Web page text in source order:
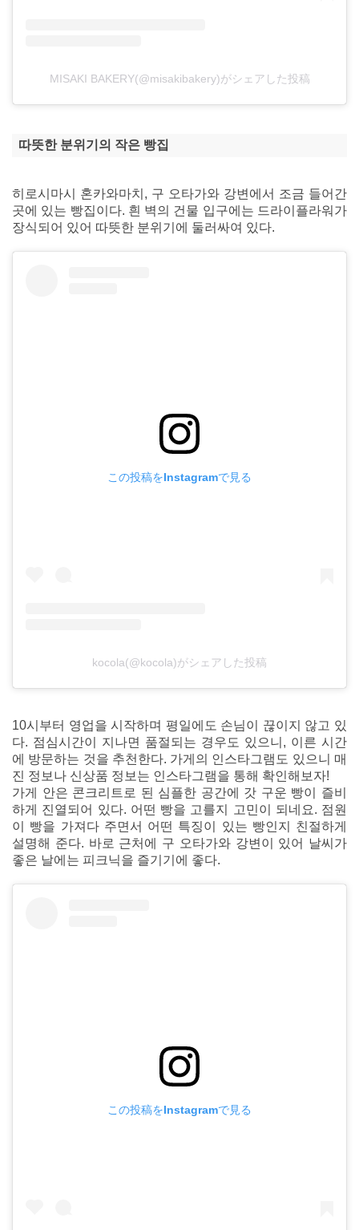
MISAKI BAKERY(@misakibakery)がシェアした投稿
따뜻한 분위기의 작은 빵집
히로시마시 혼카와마치, 구 오타가와 강변에서 조금 들어간
곳에 있는 빵집이다. 흰 벽의 건물 입구에는 드라이플라워가
장식되어 있어 따뜻한 분위기에 둘러싸여 있다.
この投稿をInstagramで見る
kocola(@kocola)がシェアした投稿
10시부터 영업을 시작하며 평일에도 손님이 끊이지 않고 있
다. 점심시간이 지나면 품절되는 경우도 있으니, 이른 시간
에 방문하는 것을 추천한다. 가게의 인스타그램도 있으니 매
진 정보나 신상품 정보는 인스타그램을 통해 확인해보자!
가게 안은 콘크리트로 된 심플한 공간에 갓 구운 빵이 즐비
하게 진열되어 있다. 어떤 빵을 고를지 고민이 되네요. 점원
이 빵을 가져다 주면서 어떤 특징이 있는 빵인지 친절하게
설명해 준다. 바로 근처에 구 오타가와 강변이 있어 날씨가
좋은 날에는 피크닉을 즐기기에 좋다.
この投稿をInstagramで見る